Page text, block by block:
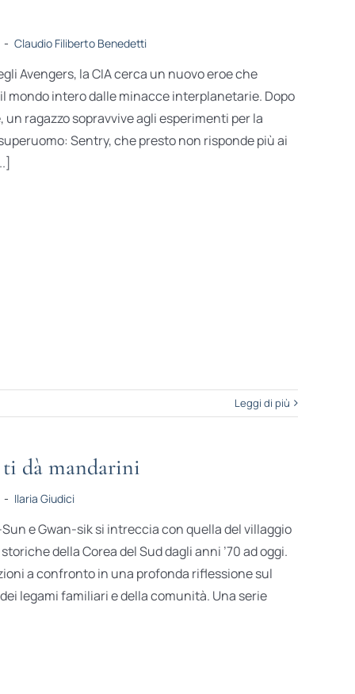
- Claudio Filiberto Benedetti
Avengers, la CIA cerca un nuovo eroe che
mondo intero dalle minacce interplanetarie. Dopo
ragazzo sopravvive agli esperimenti per la
Sentry, che presto non risponde più ai
Leggi di più
dà mandarini
- Ilaria Giudici
Sun e Gwan-sik si intreccia con quella del villaggio
della Corea del Sud dagli anni ’70 ad oggi.
a confronto in una profonda riflessione sul
legami familiari e della comunità. Una serie